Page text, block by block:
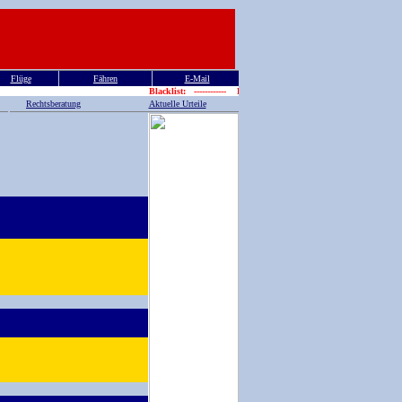
Flüge Fähren
E-Mail
Blacklist: ------------ Blacklist :
Rechtsberatung
Aktuelle Urteile